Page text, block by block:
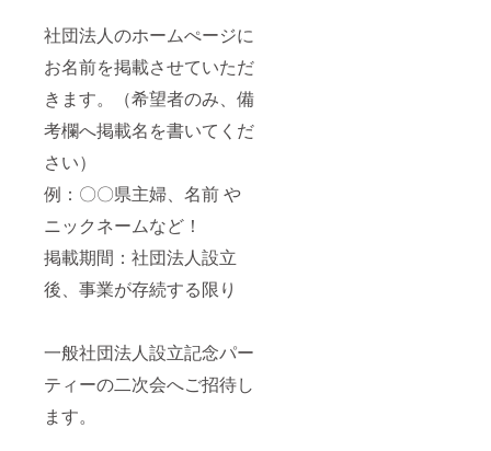
社団法人のホームぺージに
お名前を掲載させていただ
きます。（希望者のみ、備
考欄へ掲載名を書いてくだ
さい）
例：〇〇県主婦、名前 や
ニックネームなど！
掲載期間：社団法人設立
後、事業が存続する限り
一般社団法人設立記念パー
ティーの二次会へご招待し
ます。